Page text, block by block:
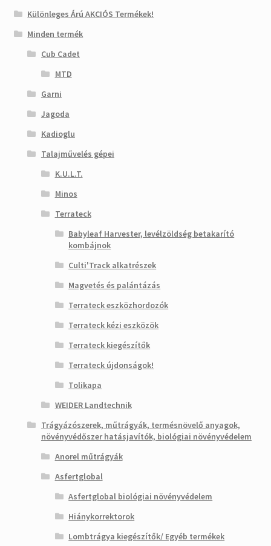
Különleges Árú AKCIÓS Termékek!
Minden termék
Cub Cadet
MTD
Garni
Jagoda
Kadioglu
Talajművelés gépei
K.U.L.T.
Minos
Terrateck
Babyleaf Harvester, levélzöldség betakarító
kombájnok
Culti'Track alkatrészek
Magvetés és palántázás
Terrateck eszközhordozók
Terrateck kézi eszközök
Terrateck kiegészítők
Terrateck újdonságok!
Tolikapa
WEIDER Landtechnik
Trágyázószerek, műtrágyák, termésnövelő anyagok,
növényvédőszer hatásjavítók, biológiai növényvédelem
Anorel műtrágyák
Asfertglobal
Asfertglobal biológiai növényvédelem
Hiánykorrektorok
Lombtrágya kiegészítők/ Egyéb termékek